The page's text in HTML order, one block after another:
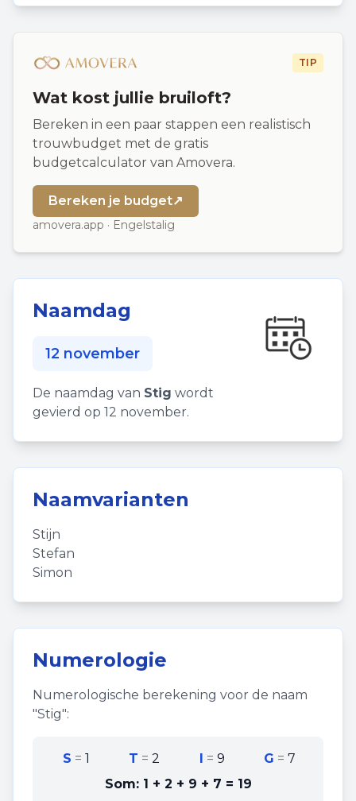
TIP
Wat kost jullie bruiloft?
Bereken in een paar stappen een realistisch
trouwbudget met de gratis
budgetcalculator van Amovera.
Bereken je budget↗
amovera.app · Engelstalig
Naamdag
12 november
De naamdag van Stig wordt
gevierd op 12 november.
Naamvarianten
Stijn
Stefan
Simon
Numerologie
Numerologische berekening voor de naam
"Stig":
S = 1 T = 2 I = 9 G =7
Som: 1 + 2 + 9 + 7 = 19